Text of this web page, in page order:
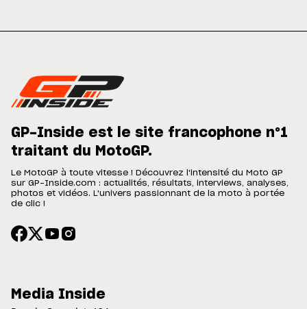
GP-Inside est le site francophone n°1
traitant du MotoGP.
Le MotoGP à toute vitesse ! Découvrez l'intensité du Moto GP
sur GP-Inside.com : actualités, résultats, interviews, analyses,
photos et vidéos. L'univers passionnant de la moto à portée
de clic !
Media Inside